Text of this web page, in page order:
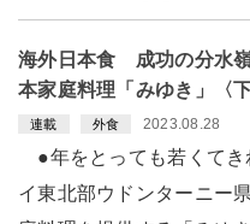
海外日本食 成功の分水
本家庭料理「みゆき」〈下
連載 外食 2023.08.28
●年をとっても若くて
イ東北部ウドンターニー